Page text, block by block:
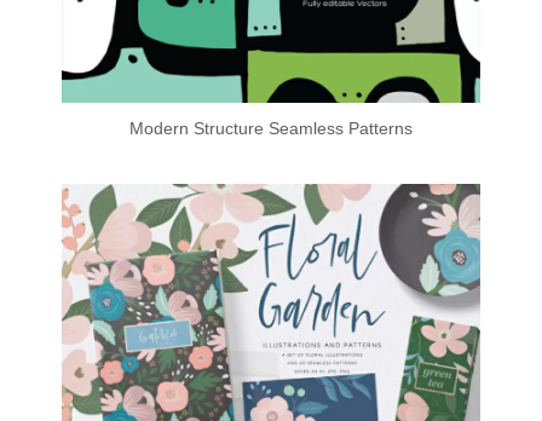
Modern Structure Seamless Patterns